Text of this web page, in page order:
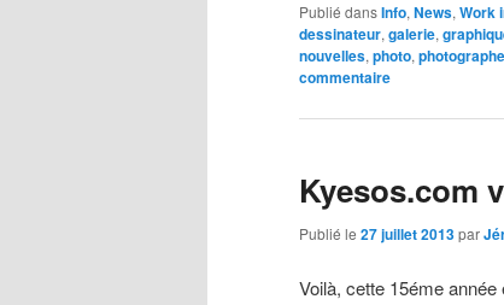
Publié dansInfo, News, Work
dessinateur, galerie,
nouvelles, photo, photographe
commentaire
Kyesos.com
Publié le 27 juillet 2013par
Voilà, cette 15éme